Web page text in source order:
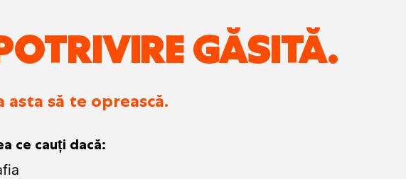
GĂSITĂ.
asta să te oprească.
ce cauți dacă: